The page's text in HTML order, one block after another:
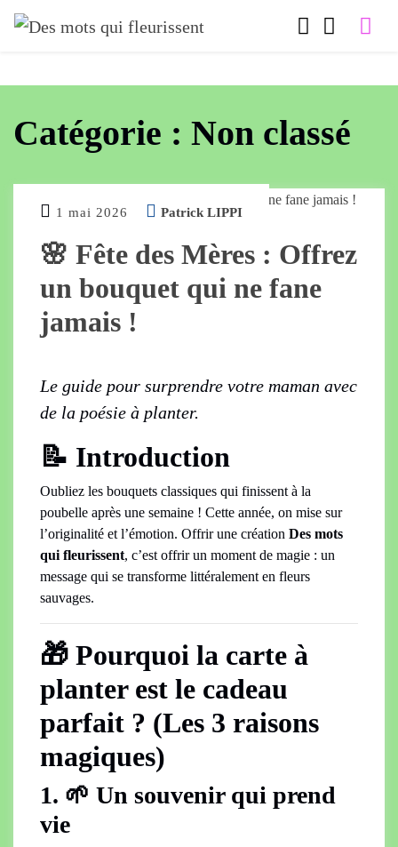
Catégorie : Non classé
🌸 Fête des Mères : Offrez
un bouquet qui ne fane
jamais !
1 mai 2026 Patrick LIPPI
Le guide pour surprendre votre maman avec
de la poésie à planter.
📝 Introduction
Oubliez les bouquets classiques qui finissent à la
poubelle après une semaine ! Cette année, on mise sur
l’originalité et l’émotion. Offrir une création Des mots
qui fleurissent, c’est offrir un moment de magie : un
message qui se transforme littéralement en fleurs
sauvages.
🎁 Pourquoi la carte à
planter est le cadeau
parfait ? (Les 3 raisons
magiques)
1. 🌱 Un souvenir qui prend
vie